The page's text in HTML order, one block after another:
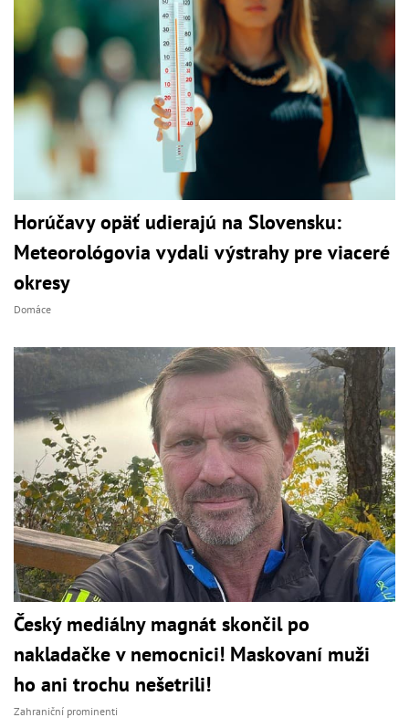
Horúčavy opäť udierajú na Slovensku:
Meteorológovia vydali výstrahy pre viaceré
okresy
Domáce
Český mediálny magnát skončil po
nakladačke v nemocnici! Maskovaní muži
ho ani trochu nešetrili!
Zahraniční prominenti